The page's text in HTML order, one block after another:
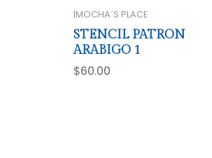
|MOCHA´S PLACE
STENCIL PATRON
ARABIGO 1
$60.00